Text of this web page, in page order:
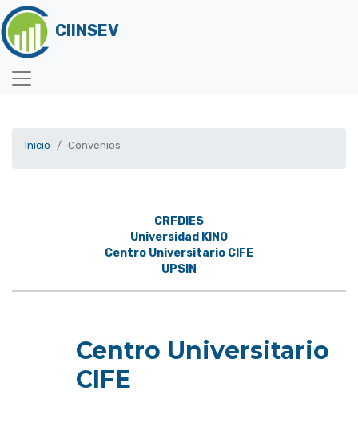
CIINSEV
Inicio Convenios
CRFDIES
Universidad KINO
Centro Universitario CIFE
UPSIN
Centro Universitario
CIFE